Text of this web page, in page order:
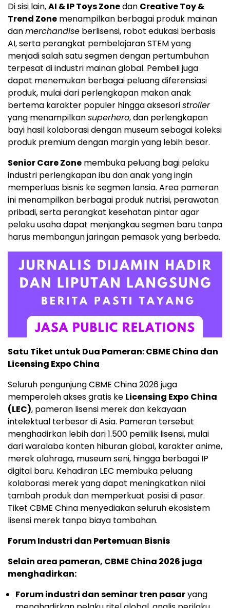
Di sisi lain,AI & IP Toys Zonedan Creative Toy &
Trend Zone menampilkan berbagai produk mainan
danmerchandise berlisensi, robot edukasi berbasis
AI, serta perangkat pembelajaran STEM yang
menjadi salah satu segmen dengan pertumbuhan
terpesat di industri mainan global. Pembeli juga
dapat menemukan berbagai peluang diferensiasi
produk, mulai dari perlengkapan makan anak
bertema karakter populer hingga aksesoristroller
yang menampilkansuperhero, dan perlengkapan
bayi hasil kolaborasi dengan museum sebagai koleksi
produk premium dengan margin yang lebih besar.
Senior Care Zone membuka peluang bagi pelaku
industri perlengkapan ibu dan anak yang ingin
memperluas bisnis ke segmen lansia. Area pameran
ini menampilkan berbagai produk nutrisi, perawatan
pribadi, serta perangkat kesehatan pintar agar
pelaku usaha dapat menjangkau segmen baru tanpa
harus membangun jaringan pemasok yang berbeda.
Satu Tiket untuk Dua Pameran: CBME China dan
Licensing Expo China
Seluruh pengunjung CBME China 2026 juga
memperoleh akses gratis ke Licensing Expo China
(LEC), pameran lisensi merek dan kekayaan
intelektual terbesar di Asia. Pameran tersebut
menghadirkan lebih dari 1.500 pemilik lisensi, mulai
dari waralaba konten hiburan global, karakter anime,
merek olahraga, museum seni, hingga berbagai IP
digital baru. Kehadiran LEC membuka peluang
kolaborasi merek yang dapat meningkatkan nilai
tambah produk dan memperkuat posisi di pasar.
Tiket CBME China menyediakan seluruh ekosistem
lisensi merek tanpa biaya tambahan.
Forum Industri dan Pertemuan Bisnis
Selain area pameran, CBME China 2026 juga
menghadirkan:
Forum industri dan seminar tren pasaryang